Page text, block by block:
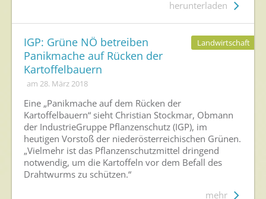
herunterladen
IGP: Grüne NÖ betreiben
Panikmache auf Rücken der
Kartoffelbauern
am 28. März 2018
Eine „Panikmache auf dem Rücken der
Kartoffelbauern“ sieht Christian Stockmar, Obmann
der IndustrieGruppe Pflanzenschutz (IGP), im
heutigen Vorstoß der niederösterreichischen Grünen.
„Vielmehr ist das Pflanzenschutzmittel dringend
notwendig, um die Kartoffeln vor dem Befall des
Drahtwurms zu schützen.“
mehr
Landwirtschaft